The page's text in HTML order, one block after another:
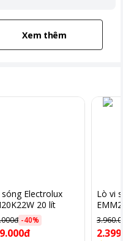
Xem thêm
Electrolux
20 lít
-40%
Lò vi